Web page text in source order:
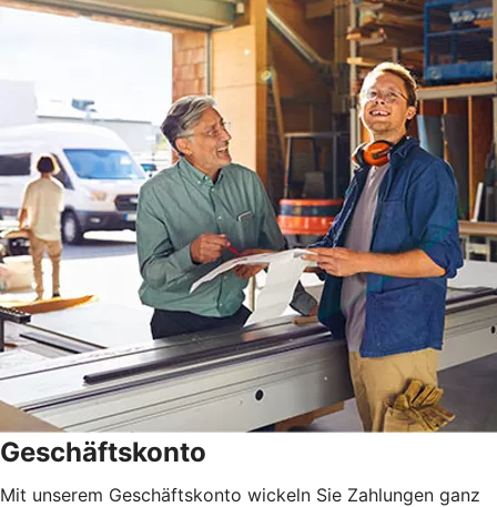
Geschäftskonto
Mit unserem Geschäftskonto wickeln Sie Zahlungen ganz